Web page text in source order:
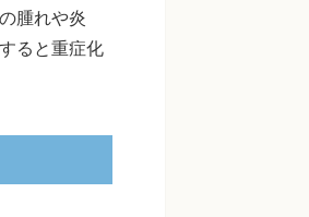
腫れや炎
ると重症化